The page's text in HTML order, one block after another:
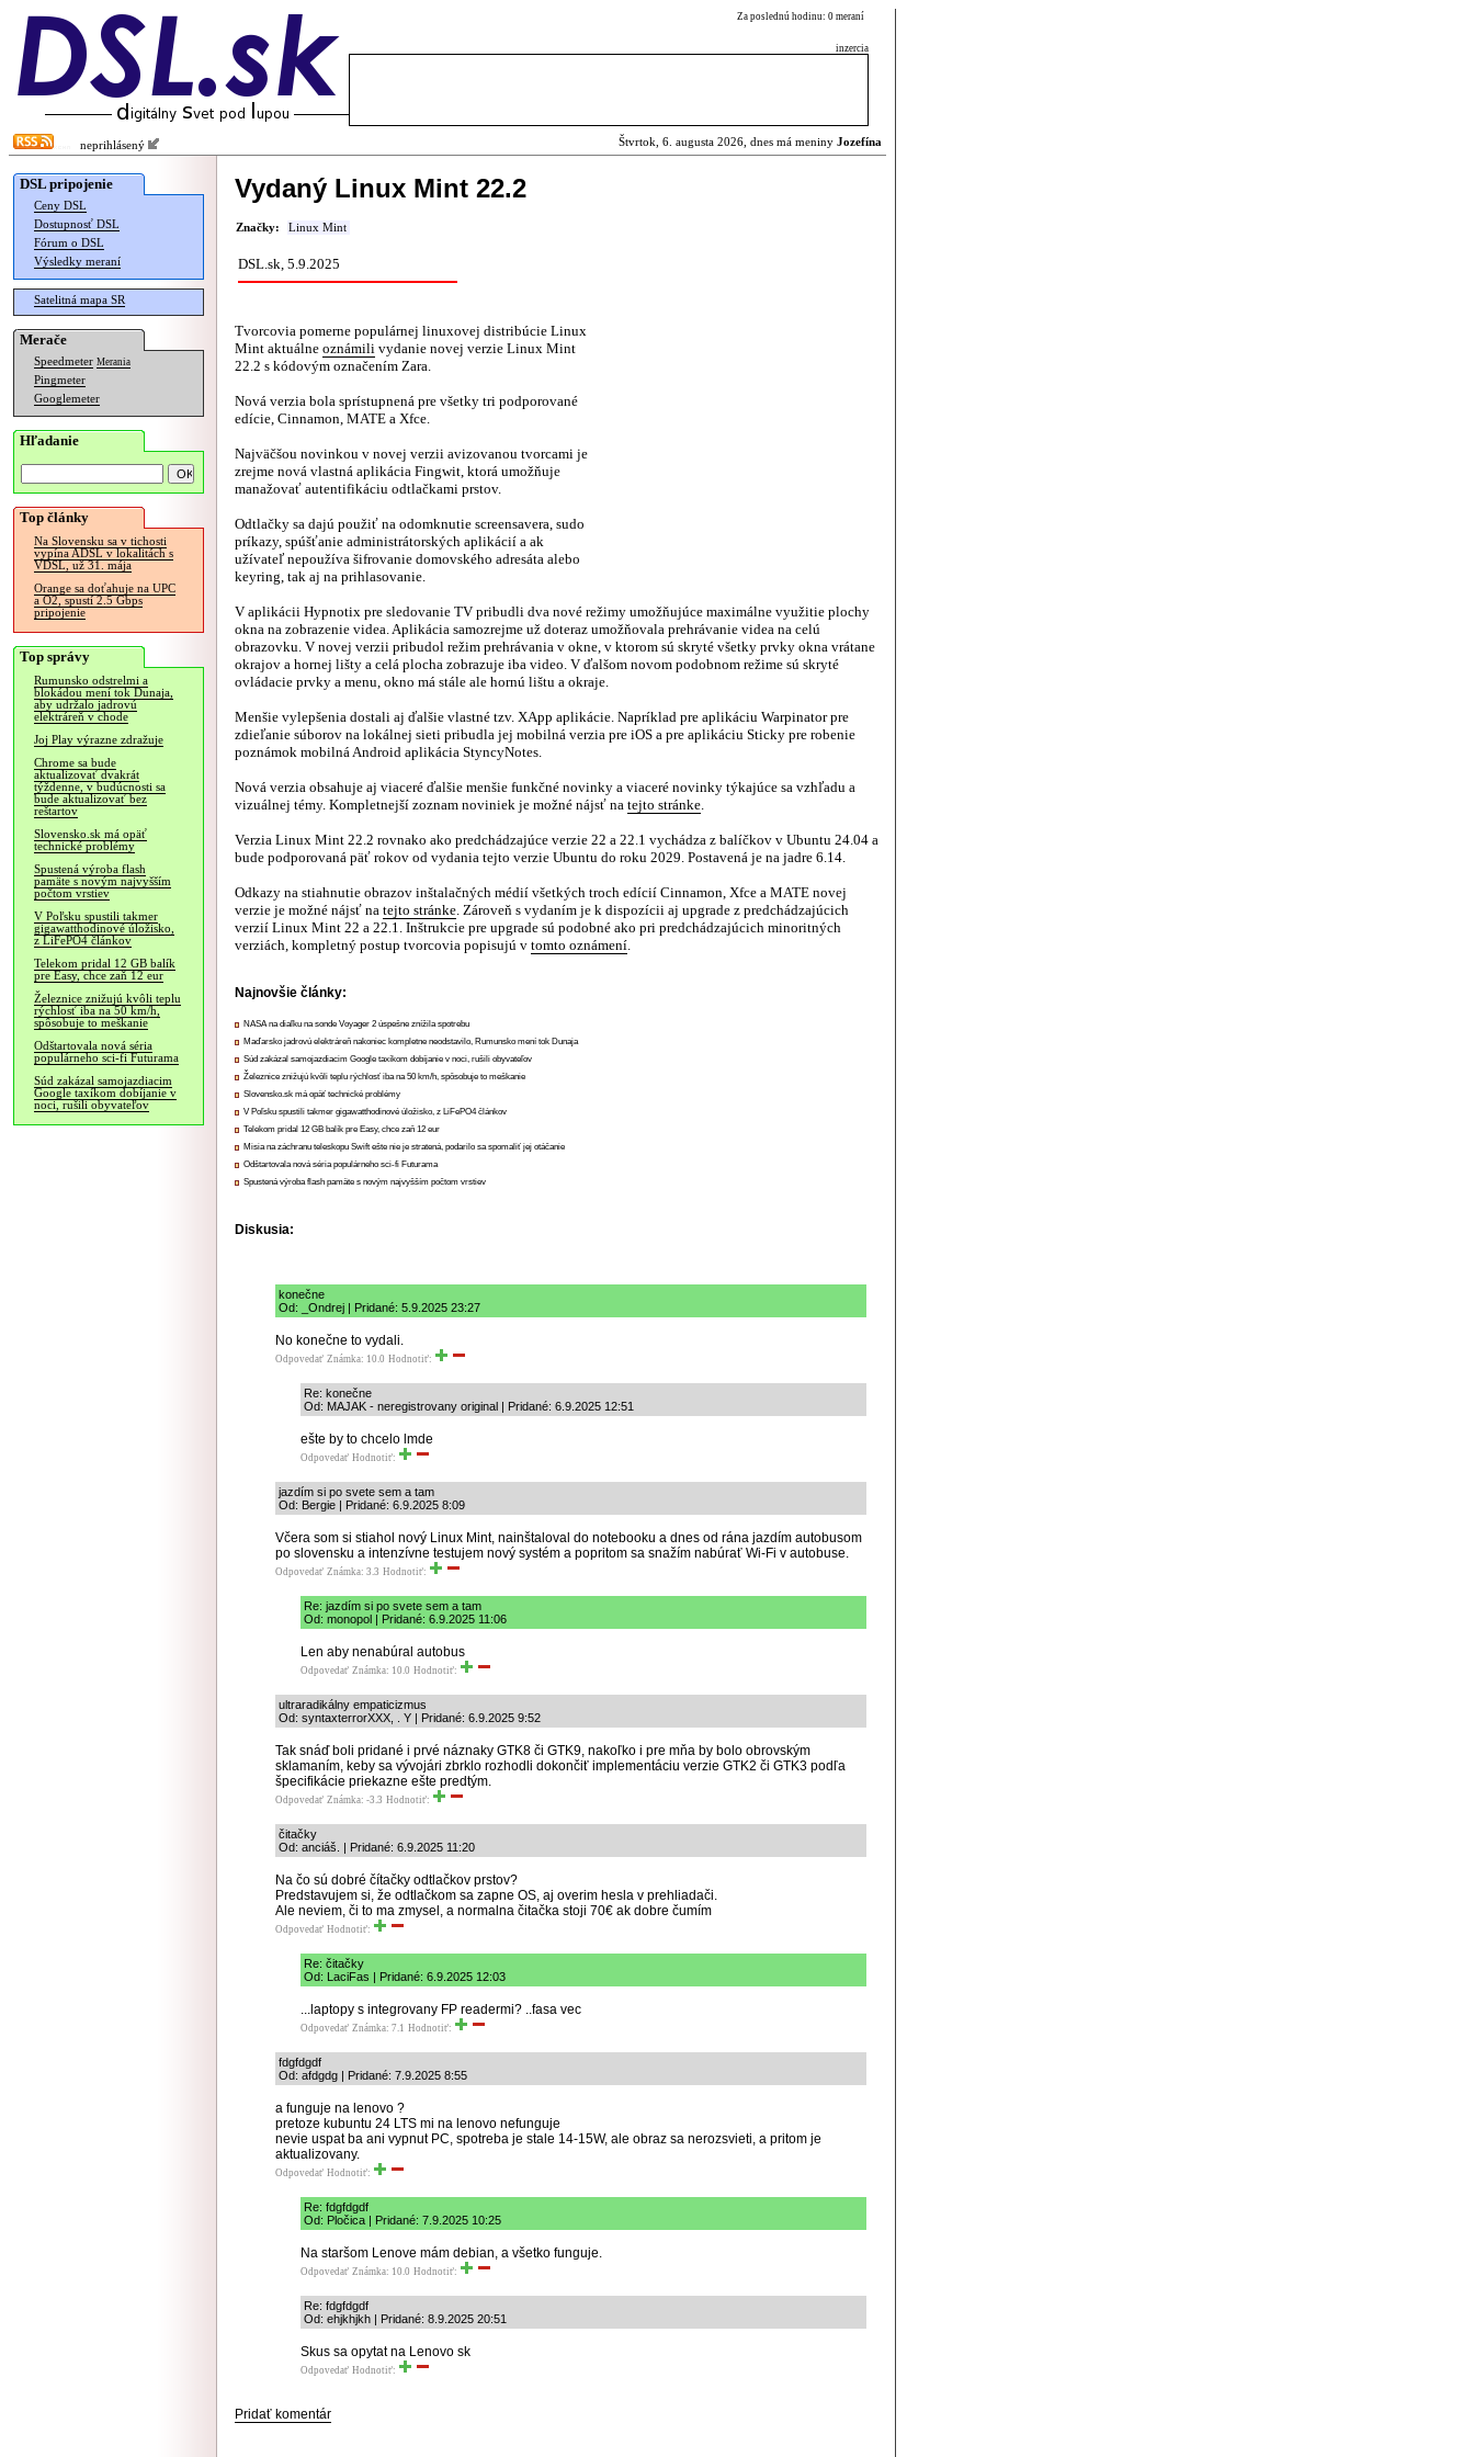
Za poslednú hodinu: 0 meraní
inzercia
neprihlásený Štvrtok, 6. augusta 2026, dnes má meniny Jozefína
DSL pripojenie
Ceny DSL
Dostupnosť DSL
Fórum o DSL
Výsledky meraní
Satelitná mapa SR
Merače
Speedmeter Merania
Pingmeter
Googlemeter
Hľadanie
Top články
Na Slovensku sa v tichosti
vypína ADSL v lokalitách s
VDSL, už 31. mája
Orange sa doťahuje na UPC
a O2, spustí 2.5 Gbps
pripojenie
Top správy
Rumunsko odstrelmi a
blokádou mení tok Dunaja,
aby udržalo jadrovú
elektráreň v chode
Joj Play výrazne zdražuje
Chrome sa bude
aktualizovať dvakrát
týždenne, v budúcnosti sa
bude aktualizovať bez
reštartov
Slovensko.sk má opäť
technické problémy
Spustená výroba flash
pamäte s novým najvyšším
počtom vrstiev
V Poľsku spustili takmer
gigawatthodinové úložisko,
z LiFePO4 článkov
Telekom pridal 12 GB balík
pre Easy, chce zaň 12 eur
Železnice znižujú kvôli teplu
rýchlosť iba na 50 km/h,
spôsobuje to meškanie
Odštartovala nová séria
populárneho sci-fi Futurama
Súd zakázal samojazdiacim
Google taxíkom dobíjanie v
noci, rušili obyvateľov
Vydaný Linux Mint 22.2
Značky: Linux Mint
DSL.sk, 5.9.2025
Tvorcovia pomerne populárnej linuxovej distribúcie Linux
Mint aktuálne oznámili vydanie novej verzie Linux Mint
22.2 s kódovým označením Zara.
Nová verzia bola sprístupnená pre všetky tri podporované
edície, Cinnamon, MATE a Xfce.
Najväčšou novinkou v novej verzii avizovanou tvorcami je
zrejme nová vlastná aplikácia Fingwit, ktorá umožňuje
manažovať autentifikáciu odtlačkami prstov.
Odtlačky sa dajú použiť na odomknutie screensavera, sudo
príkazy, spúšťanie administrátorských aplikácií a ak
užívateľ nepoužíva šifrovanie domovského adresáta alebo
keyring, tak aj na prihlasovanie.
V aplikácii Hypnotix pre sledovanie TV pribudli dva nové režimy umožňujúce maximálne využitie plochy
okna na zobrazenie videa. Aplikácia samozrejme už doteraz umožňovala prehrávanie videa na celú
obrazovku. V novej verzii pribudol režim prehrávania v okne, v ktorom sú skryté všetky prvky okna vrátane
okrajov a hornej lišty a celá plocha zobrazuje iba video. V ďalšom novom podobnom režime sú skryté
ovládacie prvky a menu, okno má stále ale hornú lištu a okraje.
Menšie vylepšenia dostali aj ďalšie vlastné tzv. XApp aplikácie. Napríklad pre aplikáciu Warpinator pre
zdieľanie súborov na lokálnej sieti pribudla jej mobilná verzia pre iOS a pre aplikáciu Sticky pre robenie
poznámok mobilná Android aplikácia StyncyNotes.
Nová verzia obsahuje aj viaceré ďalšie menšie funkčné novinky a viaceré novinky týkajúce sa vzhľadu a
vizuálnej témy. Kompletnejší zoznam noviniek je možné nájsť na tejto stránke.
Verzia Linux Mint 22.2 rovnako ako predchádzajúce verzie 22 a 22.1 vychádza z balíčkov v Ubuntu 24.04 a
bude podporovaná päť rokov od vydania tejto verzie Ubuntu do roku 2029. Postavená je na jadre 6.14.
Odkazy na stiahnutie obrazov inštalačných médií všetkých troch edícií Cinnamon, Xfce a MATE novej
verzie je možné nájsť na tejto stránke. Zároveň s vydaním je k dispozícii aj upgrade z predchádzajúcich
verzií Linux Mint 22 a 22.1. Inštrukcie pre upgrade sú podobné ako pri predchádzajúcich minoritných
verziách, kompletný postup tvorcovia popisujú v tomto oznámení.
Najnovšie články:
NASA na diaľku na sonde Voyager 2 úspešne znížila spotrebu
Maďarsko jadrovú elektráreň nakoniec kompletne neodstavilo, Rumunsko mení tok Dunaja
Súd zakázal samojazdiacim Google taxíkom dobíjanie v noci, rušili obyvateľov
Železnice znižujú kvôli teplu rýchlosť iba na 50 km/h, spôsobuje to meškanie
Slovensko.sk má opäť technické problémy
V Poľsku spustili takmer gigawatthodinové úložisko, z LiFePO4 článkov
Telekom pridal 12 GB balík pre Easy, chce zaň 12 eur
Misia na záchranu teleskopu Swift ešte nie je stratená, podarilo sa spomaliť jej otáčanie
Odštartovala nová séria populárneho sci-fi Futurama
Spustená výroba flash pamäte s novým najvyšším počtom vrstiev
Diskusia:
konečne
Od: _Ondrej | Pridané: 5.9.2025 23:27
No konečne to vydali.
Odpovedať Známka: 10.0 Hodnotiť:
Re: konečne
Od: MAJAK - neregistrovany original | Pridané: 6.9.2025 12:51
ešte by to chcelo lmde
Odpovedať Hodnotiť:
jazdím si po svete sem a tam
Od: Bergie | Pridané: 6.9.2025 8:09
Včera som si stiahol nový Linux Mint, nainštaloval do notebooku a dnes od rána jazdím autobusom
po slovensku a intenzívne testujem nový systém a popritom sa snažím nabúrať Wi-Fi v autobuse.
Odpovedať Známka: 3.3 Hodnotiť:
Re: jazdím si po svete sem a tam
Od: monopol | Pridané: 6.9.2025 11:06
Len aby nenabúral autobus
Odpovedať Známka: 10.0 Hodnotiť:
ultraradikálny empaticizmus
Od: syntaxterrorXXX, . Y | Pridané: 6.9.2025 9:52
Tak snáď boli pridané i prvé náznaky GTK8 či GTK9, nakoľko i pre mňa by bolo obrovským
sklamaním, keby sa vývojári zbrklo rozhodli dokončiť implementáciu verzie GTK2 či GTK3 podľa
špecifikácie priekazne ešte predtým.
Odpovedať Známka: -3.3 Hodnotiť:
čitačky
Od: anciáš. | Pridané: 6.9.2025 11:20
Na čo sú dobré čítačky odtlačkov prstov?
Predstavujem si, že odtlačkom sa zapne OS, aj overim hesla v prehliadači.
Ale neviem, či to ma zmysel, a normalna čitačka stoji 70€ ak dobre čumím
Odpovedať Hodnotiť:
Re: čitačky
Od: LaciFas | Pridané: 6.9.2025 12:03
...laptopy s integrovany FP readermi? ..fasa vec
Odpovedať Známka: 7.1 Hodnotiť:
fdgfdgdf
Od: afdgdg | Pridané: 7.9.2025 8:55
a funguje na lenovo ?
pretoze kubuntu 24 LTS mi na lenovo nefunguje
nevie uspat ba ani vypnut PC, spotreba je stale 14-15W, ale obraz sa nerozsvieti, a pritom je
aktualizovany.
Odpovedať Hodnotiť:
Re: fdgfdgdf
Od: Pločica | Pridané: 7.9.2025 10:25
Na staršom Lenove mám debian, a všetko funguje.
Odpovedať Známka: 10.0 Hodnotiť:
Re: fdgfdgdf
Od: ehjkhjkh | Pridané: 8.9.2025 20:51
Skus sa opytat na Lenovo sk
Odpovedať Hodnotiť:
Pridať komentár